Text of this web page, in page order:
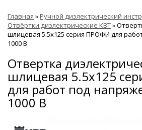
Главная »Ручной диэлектрический
Отвёртки диэлектрические КВТ»
шлицевая 5.5х125 серия ПРОФИ для
1000 В
Отвертка
шлицевая 5.5х125
для работ под
1000 В